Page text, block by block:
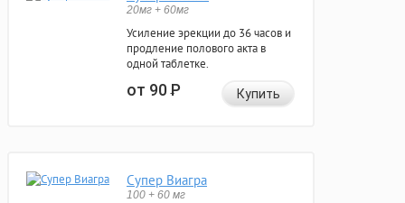
20мг + 60мг
Усиление эрекции до 36 часов и
продление полового акта в
одной таблетке.
от 90Р Купить
Супер Виагра
100 + 60 мг